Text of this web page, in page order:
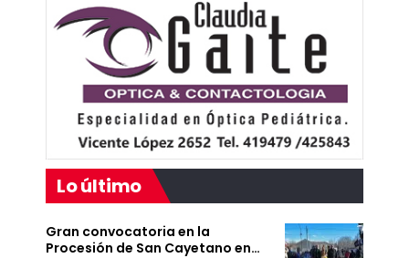
Lo último
Gran convocatoria en la
Procesión de San Cayetano en…